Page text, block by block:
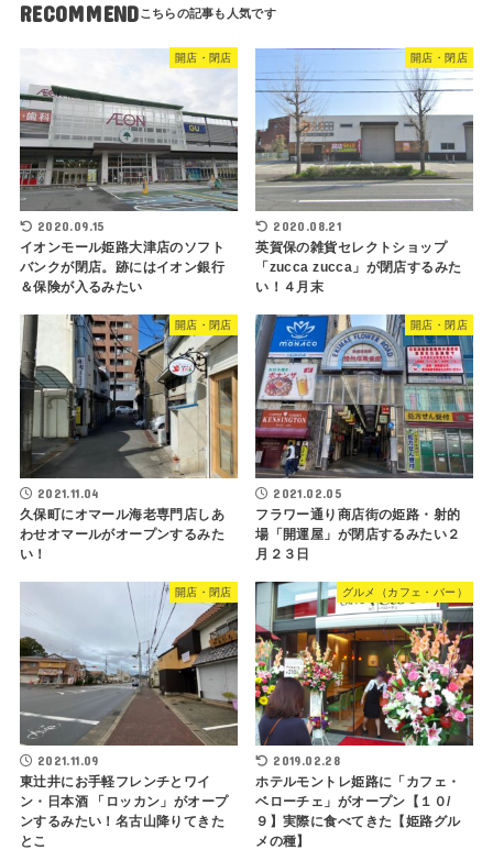
RECOMMEND
開店・閉店
2020.09.15
イオンモール姫路大津店のソフト
バンクが閉店。跡にはイオン銀行
＆保険が入るみたい
開店・閉店
2020.08.21
英賀保の雑貨セレクトショップ
「zucca zucca」が閉店するみた
い！４月末
開店・閉店
2021.11.04
久保町にオマール海老専門店しあ
わせオマールがオープンするみた
い！
開店・閉店
2021.02.05
フラワー通り商店街の姫路・射的
場「開運屋」が閉店するみたい２
月２３日
開店・閉店
2021.11.09
東辻井にお手軽フレンチとワイ
ン・日本酒 「ロッカン」がオープ
ンするみたい！名古山降りてきた
とこ
グルメ（カフェ・バー）
2019.02.28
ホテルモントレ姫路に「カフェ・
ベローチェ」がオープン【１０/
９】実際に食べてきた【姫路グル
メの種】